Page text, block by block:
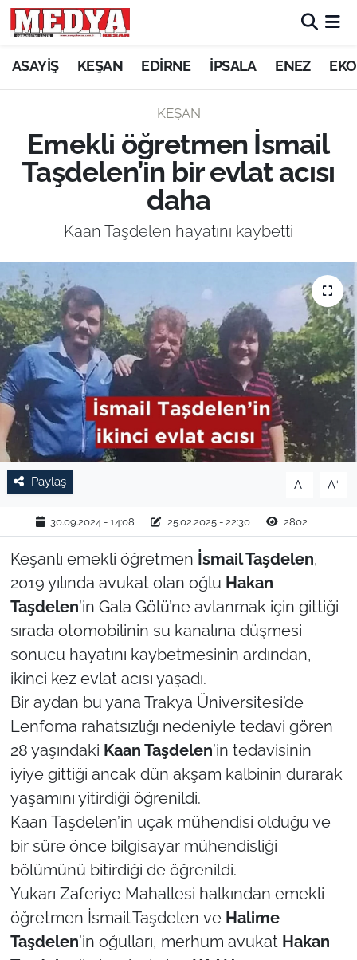
ASAYİŞ KEŞAN EDİRNE İPSALA ENEZ
KEŞAN
Emekli öğretmen İsmail
Taşdelen’in bir evlat acısı
daha
Kaan Taşdelen hayatını kaybetti
Paylaş A- A+
30.09.2024 - 14:08 25.02.2025 - 22:30 2802
Keşanlı emekli öğretmen İsmail Taşdelen,
2019 yılında avukat olan oğlu Hakan
Taşdelen’in Gala Gölü’ne avlanmak için gittiği
sırada otomobilinin su kanalına düşmesi
sonucu hayatını kaybetmesinin ardından,
ikinci kez evlat acısı yaşadı.
Bir aydan bu yana Trakya Üniversitesi’de
Lenfoma rahatsızlığı nedeniyle tedavi gören
28 yaşındaki Kaan Taşdelen’in tedavisinin
iyiye gittiği ancak dün akşam kalbinin durarak
yaşamını yitirdiği öğrenildi.
Kaan Taşdelen’in uçak mühendisi olduğu ve
bir süre önce bilgisayar mühendisliği
bölümünü bitirdiği de öğrenildi.
Yukarı Zaferiye Mahallesi halkından emekli
öğretmen İsmail Taşdelen ve Halime
Taşdelen’in oğulları, merhum avukat Hakan
KEŞAN
ASAYİŞ
SİYASET
GÜNDEM
EKONOMİ
SAĞLIK
EĞİTİM
TARIM VE HAYVANCILIK
KÜLTÜR SANAT
RESMİ İLAN
YAŞAM
EDİRNE
TEKİRDAĞ
KIRKLARELİ
ÇANAKKALE
TÜRKİYE
Bölge
Güvenlik
Genel
Politika
Flaş Haber